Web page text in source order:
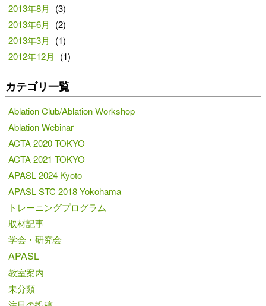
2013年8月
(3)
2013年6月
(2)
2013年3月
(1)
2012年12月
(1)
カテゴリ一覧
Ablation Club/Ablation Workshop
Ablation Webinar
ACTA 2020 TOKYO
ACTA 2021 TOKYO
APASL 2024 Kyoto
APASL STC 2018 Yokohama
トレーニングプログラム
取材記事
学会・研究会
APASL
教室案内
未分類